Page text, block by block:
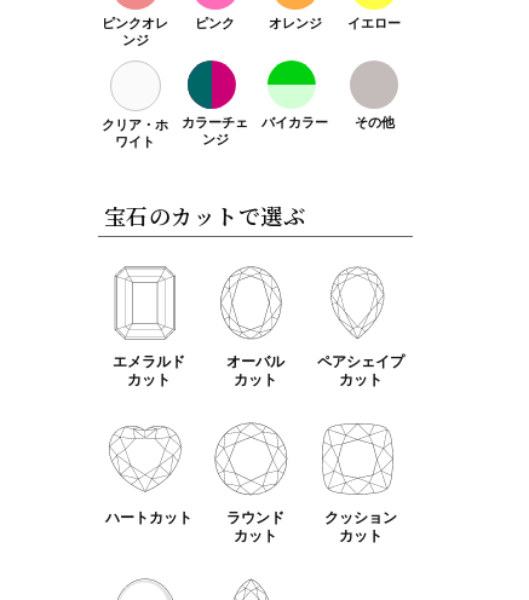
ピンクオレ
ンジ
ピンク オレンジ イエロー
クリア・ホ
ワイト
カラーチェ
ンジ
バイカラー その他
宝石のカットで選ぶ
エメラルド
カット
オーバル
カット
ペアシェイプ
カット
ハートカット
ラウンド
カット
クッション
カット